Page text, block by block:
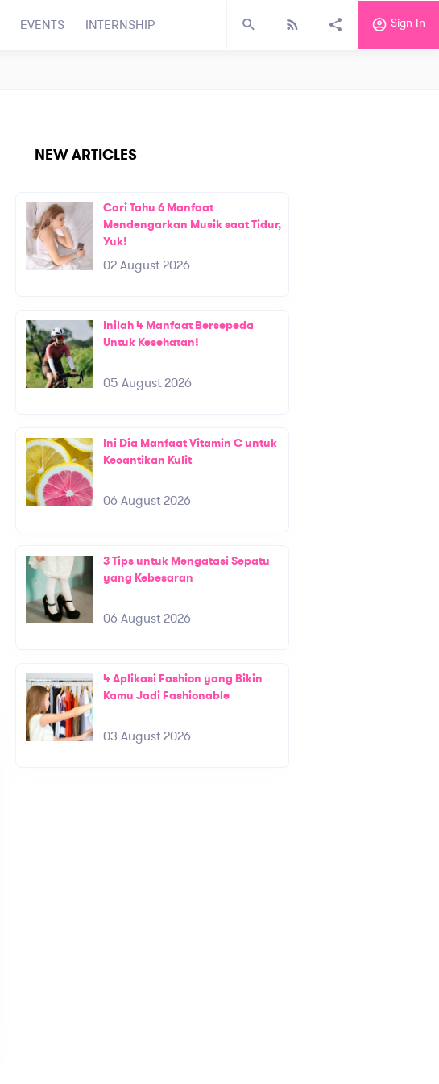
EVENTS INTERNSHIP Sign In
NEW ARTICLES
Cari Tahu 6 Manfaat
Mendengarkan Musik saat Tidur,
Yuk!
02 August 2026
Inilah 4 Manfaat Bersepeda
Untuk Kesehatan!
05 August 2026
Ini Dia Manfaat Vitamin C untuk
Kecantikan Kulit
06 August 2026
3 Tips untuk Mengatasi Sepatu
yang Kebesaran
06 August 2026
4 Aplikasi Fashion yang Bikin
Kamu Jadi Fashionable
03 August 2026